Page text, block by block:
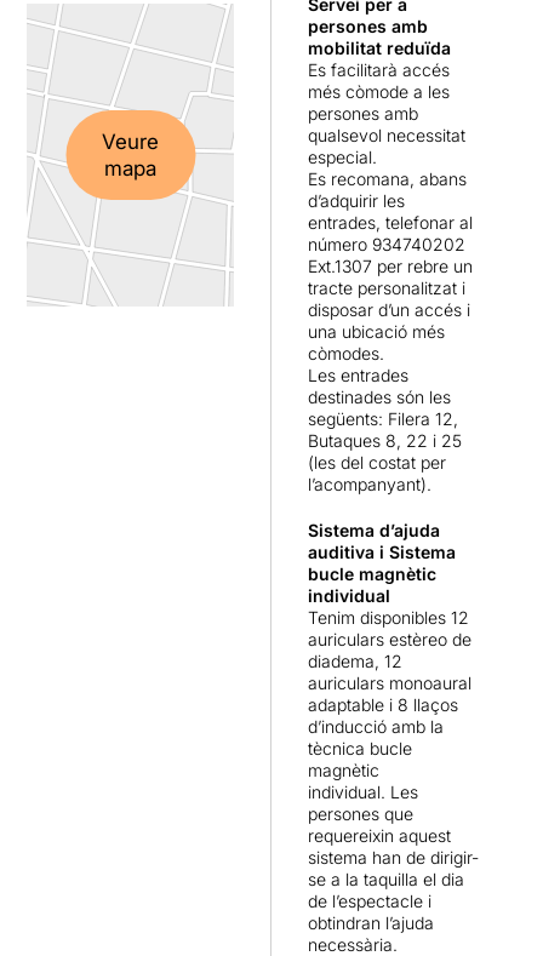
de l’escenari.
Rodríguez Sotoes
mimetitza amb el
personatge i acaba donant
al públic una interpretació
brillant i molt sentida. Sense
cap mena de dubte, un
d’aqueslls casos en els que
el personatge es fon amb
l’actriu...
Veure
mapa
persones amb
mobilitat reduïda
Es facilitarà accés
més còmode a les
persones amb
qualsevol necessitat
especial.
Es recomana, abans
d’adquirir les
entrades, telefonar al
número 934740202
Ext.1307 per rebre un
tracte personalitzat i
disposar d’un accés i
una ubicació més
còmodes.
Les entrades
destinades són les
següents: Filera 12,
Butaques 8, 22 i 25
(les del costat per
l’acompanyant).
Sistema d’ajuda
auditiva i Sistema
bucle magnètic
individual
Tenim disponibles 12
auriculars estèreo de
diadema, 12
auriculars monoaural
adaptable i 8 llaços
d’inducció amb la
tècnica bucle
magnètic
individual. Les
persones que
requereixin aquest
sistema han de dirigir-
se a la taquilla el dia
de l’espectacle i
obtindran l’ajuda
necessària.